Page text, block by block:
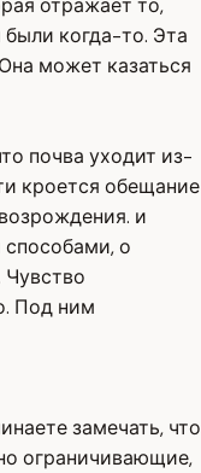
отражает то,
когда-то. Эта
может казаться
почва уходит из-
кроется обещание
и
о
Под ним
замечать, что
ограничивающие,